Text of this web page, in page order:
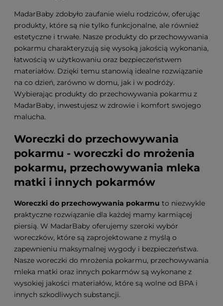
MadarBaby zdobyło zaufanie wielu rodziców, oferując
produkty, które są nie tylko funkcjonalne, ale również
estetyczne i trwałe. Nasze produkty do przechowywania
pokarmu charakteryzują się wysoką jakością wykonania,
łatwością w użytkowaniu oraz bezpieczeństwem
materiałów. Dzięki temu stanowią idealne rozwiązanie
na co dzień, zarówno w domu, jak i w podróży.
Wybierając produkty do przechowywania pokarmu z
MadarBaby, inwestujesz w zdrowie i komfort swojego
malucha.
Woreczki do przechowywania
pokarmu - woreczki do mrożenia
pokarmu, przechowywania mleka
matki i innych pokarmów
Woreczki do przechowywania pokarmu to niezwykle
praktyczne rozwiązanie dla każdej mamy karmiącej
piersią. W MadarBaby oferujemy szeroki wybór
woreczków, które są zaprojektowane z myślą o
zapewnieniu maksymalnej wygody i bezpieczeństwa.
Nasze woreczki do mrożenia pokarmu, przechowywania
mleka matki oraz innych pokarmów są wykonane z
wysokiej jakości materiałów, które są wolne od BPA i
innych szkodliwych substancji.